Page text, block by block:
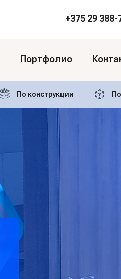
+375 29 388-
Портфолио
По конструкции